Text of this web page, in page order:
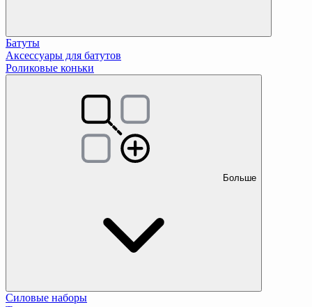
Батуты
Аксессуары для батутов
Роликовые коньки
Больше
Силовые наборы